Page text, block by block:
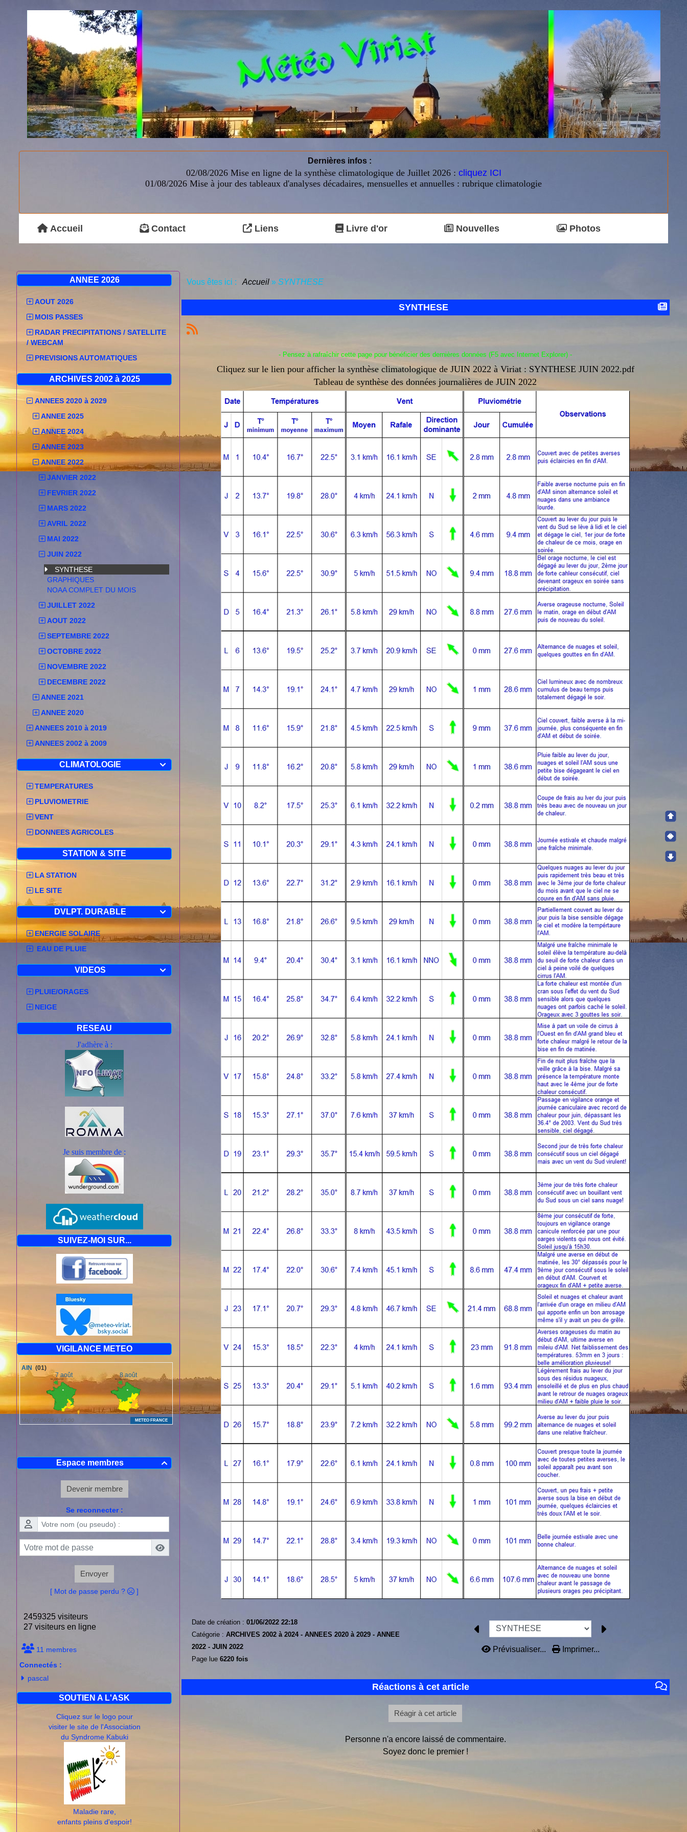
Dernières infos :
02/08/2026 Mise en ligne de la synthèse climatologique de Juillet 2026 : cliquez ICI
01/08/2026 Mise à jour des tableaux d'analyses décadaires, mensuelles et annuelles : rubrique climatologie
Accueil Contact Liens Livre d'or Nouvelles Photos
ANNEE 2026
AOUT 2026
MOIS PASSES
RADAR PRECIPITATIONS / SATELLITE
/ WEBCAM
PREVISIONS AUTOMATIQUES
ARCHIVES 2002 à 2025
ANNEES 2020 à 2029
ANNEE 2025
ANNEE 2024
ANNEE 2023
ANNEE 2022
JANVIER 2022
FEVRIER 2022
MARS 2022
AVRIL 2022
MAI 2022
JUIN 2022
SYNTHESE
GRAPHIQUES
NOAA COMPLET DU MOIS
JUILLET 2022
AOUT 2022
SEPTEMBRE 2022
OCTOBRE 2022
NOVEMBRE 2022
DECEMBRE 2022
ANNEE 2021
ANNEE 2020
ANNEES 2010 à 2019
ANNEES 2002 à 2009

CLIMATOLOGIE
TEMPERATURES
PLUVIOMETRIE
VENT
DONNEES AGRICOLES
STATION & SITE
LA STATION
LE SITE

DVLPT. DURABLE
ENERGIE SOLAIRE
EAU DE PLUIE

VIDEOS
PLUIE/ORAGES
NEIGE
RESEAU
J'adhère à :
Je suis membre de :
SUIVEZ-MOI SUR...
VIGILANCE METEO

Espace membres
Devenir membre
Se reconnecter :
Envoyer
[ Mot de passe perdu ? ]
2459325 visiteurs
27 visiteurs en ligne
11 membres
Connectés :
pascal
SOUTIEN A L'ASK
Cliquez sur le logo pour
visiter le site de l'Association
du Syndrome Kabuki
Maladie rare,
enfants pleins d'espoir!
Vous êtes ici : Accueil » SYNTHESE
SYNTHESE
- Pensez à rafraîchir cette page pour bénéficier des dernières données (F5 avec Internet Explorer) -
Cliquez sur le lien pour afficher la synthèse climatologique de JUIN 2022 à Viriat : SYNTHESE JUIN 2022.pdf
Tableau de synthèse des données journalières de JUIN 2022
Date de création : 01/06/2022 22:18
Catégorie : ARCHIVES 2002 à 2024 - ANNEES 2020 à 2029 - ANNEE
2022 - JUIN 2022
Page lue 6220 fois
Prévisualiser... Imprimer...
Réactions à cet article
Réagir à cet article
Personne n'a encore laissé de commentaire.
Soyez donc le premier !